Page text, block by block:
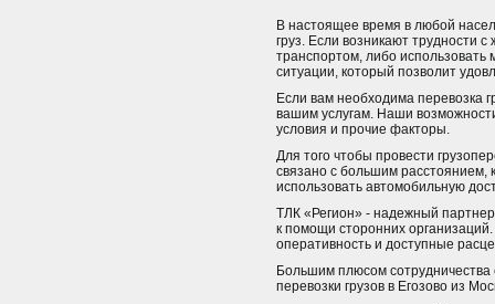
В настоящее время в любой
груз. Если возникают трудности
транспортом, либо использовать
ситуации, который позволит
Если вам необходима перевозка
вашим услугам. Наши
условия и прочие факторы.
Для того чтобы провести
связано с большим расстоянием,
использовать автомобильную
ТЛК «Регион» - надежный
к помощи сторонних организаций.
оперативность и доступные
Большим плюсом сотрудничества
перевозки грузов в Егозово из